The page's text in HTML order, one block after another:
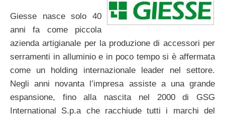
Giesse nasce solo 40
anni fa come piccola
azienda artigianale per la produzione di accessori per
serramenti in alluminio e in poco tempo si è affermata
come un holding internazionale leader nel settore.
Negli anni novanta l’impresa assiste a una grande
espansione, fino alla nascita nel 2000 di GSG
International S.p.a che racchiude tutti i marchi del